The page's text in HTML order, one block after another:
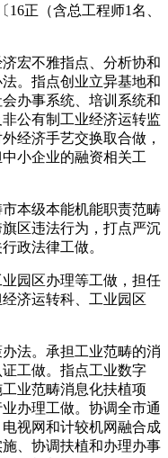
正（含总工程师1名、
宏不雅指点、分析协和
。指点创业立异基地和
办事系统、培训系统和
公有制工业经济运转监
经济手艺交换取合做，
小企业的融资相关工
本级本能机能职责范畴
区违法行为，打点严沉
政法律工做。
园区办理等工做，担任
济运转科、工业园区
法。承担工业范畴的消
工做。指点工业数字
业范畴消息化扶植项
办理工做。协调全市通
视网和计较机网融合成
、协调扶植和办理办事